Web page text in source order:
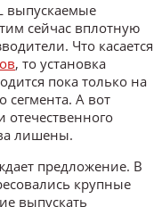
выпускаемые
сейчас вплотную
Что касается
, то установка
пока только на
А вот
лишены.
предложение. В
крупные
выпускать